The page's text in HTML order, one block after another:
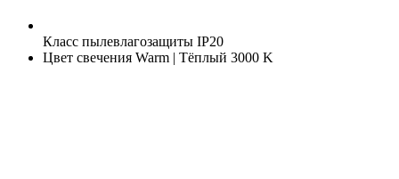
Класс пылевлагозащиты IP20
Цвет свечения Warm | Тёплый 3000 K